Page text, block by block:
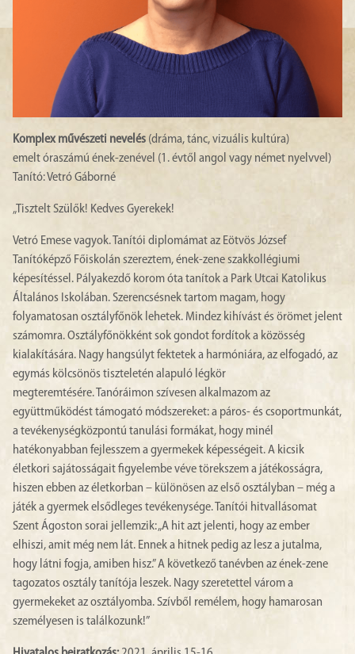
Komplex művészeti nevelés (dráma, tánc, vizuális kultúra)
emelt óraszámú ének-zenével (1. évtől angol vagy német nyelvvel)
Tanító: Vetró Gáborné
„Tisztelt Szülők! Kedves Gyerekek!
Vetró Emese vagyok. Tanítói diplomámat az Eötvös József
Tanítóképző Főiskolán szereztem, ének-zene szakkollégiumi
képesítéssel. Pályakezdő korom óta tanítok a Park Utcai Katolikus
Általános Iskolában. Szerencsésnek tartom magam, hogy
folyamatosan osztályfőnök lehetek. Mindez kihívást és örömet jelent
számomra. Osztályfőnökként sok gondot fordítok a közösség
kialakítására. Nagy hangsúlyt fektetek a harmóniára, az elfogadó, az
egymás kölcsönös tiszteletén alapuló légkör
megteremtésére. Tanóráimon szívesen alkalmazom az
együttműködést támogató módszereket: a páros- és csoportmunkát,
a tevékenységközpontú tanulási formákat, hogy minél
hatékonyabban fejlesszem a gyermekek képességeit. A kicsik
életkori sajátosságait figyelembe véve törekszem a játékosságra,
hiszen ebben az életkorban – különösen az első osztályban – még a
játék a gyermek elsődleges tevékenysége. Tanítói hitvallásomat
Szent Ágoston sorai jellemzik: „A hit azt jelenti, hogy az ember
elhiszi, amit még nem lát. Ennek a hitnek pedig az lesz a jutalma,
hogy látni fogja, amiben hisz.” A következő tanévben az ének-zene
tagozatos osztály tanítója leszek. Nagy szeretettel várom a
gyermekeket az osztályomba. Szívből remélem, hogy hamarosan
személyesen is találkozunk!”